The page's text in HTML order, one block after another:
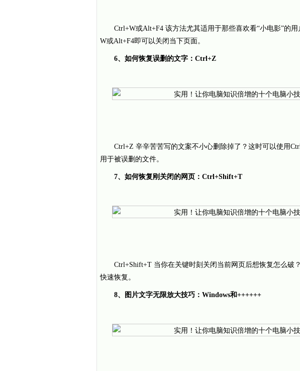
Ctrl+W或Alt+F4 该方法尤其适用于那些喜欢看“小电影”的
W或Alt+F4即可以关闭当下页面。
6、如何恢复误删的文字：Ctrl+Z
Ctrl+Z 辛辛苦苦写的文案不小心删除掉了？这时可以使用
用于被误删的文件。
7、如何恢复刚关闭的网页：Ctrl+Shift+T
Ctrl+Shift+T 当你在关键时刻关闭当前网页后想恢复怎么破
快速恢复。
8、图片文字无限放大技巧：Windows和++++++